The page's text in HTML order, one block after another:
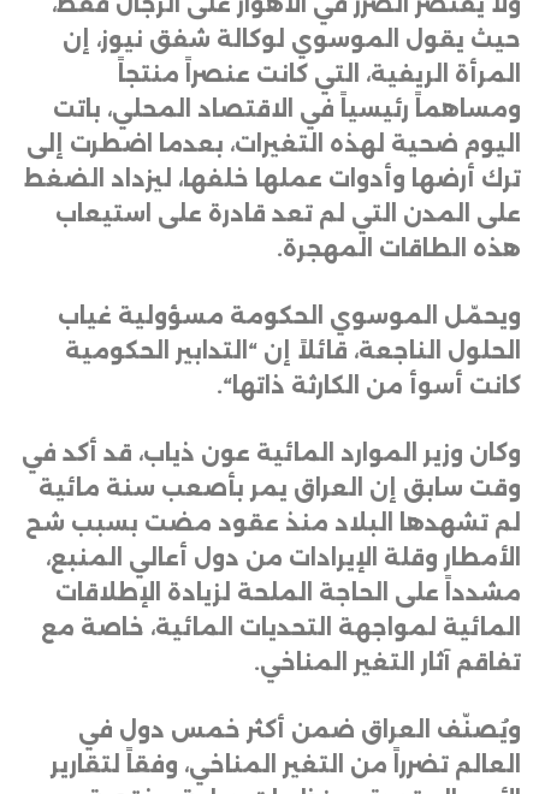
حيث يقول الموسوي لوكالة شفق نيوز، إن
المرأة الريفية، التي كانت عنصراً منتجاً
ومساهماً رئيسياً في الاقتصاد المحلي، باتت
اليوم ضحية لهذه التغيرات، بعدما اضطرت إلى
ترك أرضها وأدوات عملها خلفها، ليزداد الضغط
على المدن التي لم تعد قادرة على استيعاب
هذه الطاقات المهجرة.
ويحمّل الموسوي الحكومة مسؤولية غياب
الحلول الناجعة، قائلاً إن “التدابير الحكومية
كانت أسوأ من الكارثة ذاتها“.
وكان وزير الموارد المائية عون ذياب، قد أكد في
وقت سابق إن العراق يمر بأصعب سنة مائية
لم تشهدها البلاد منذ عقود مضت بسبب شح
الأمطار وقلة الإيرادات من دول أعالي المنبع،
مشدداً على الحاجة الملحة لزيادة الإطلاقات
المائية لمواجهة التحديات المائية، خاصة مع
تفاقم آثار التغير المناخي.
ويُصنّف العراق ضمن أكثر خمس دول في
العالم تضرراً من التغير المناخي، وفقاً لتقارير